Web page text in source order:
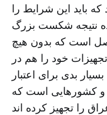
باید این شرایط را
نتیجه شکست بزرگ
است که بدون هیچ
خود را هم در
بدی برای اعتبار
و کشورهایی است که